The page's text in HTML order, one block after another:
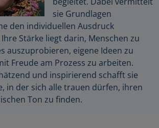
sie Grundlagen
den individuellen Ausdruck
Stärke liegt darin, Menschen zu
auszuprobieren, eigene Ideen zu
Freude am Prozess zu arbeiten.
und inspirierend schafft sie
in der sich alle trauen dürfen, ihren
Ton zu finden.